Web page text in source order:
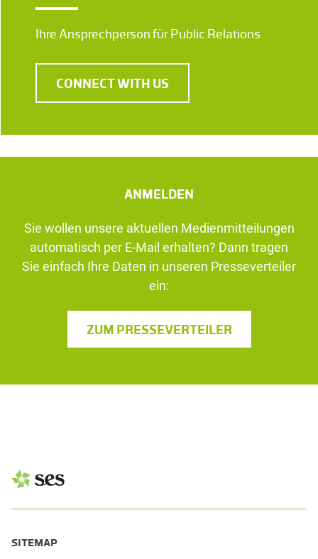
Ihre Ansprechperson für Public Relations
CONNECT WITH US
ANMELDEN
Sie wollen unsere aktuellen Medienmitteilungen
automatisch per E-Mail erhalten? Dann tragen
Sie einfach Ihre Daten in unseren Presseverteiler
ein:
ZUM PRESSEVERTEILER
SITEMAP